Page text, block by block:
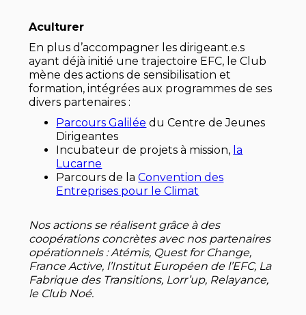
Aculturer
En plus d’accompagner les dirigeant.e.s
ayant déjà initié une trajectoire EFC, le Club
mène des actions de sensibilisation et
formation, intégrées aux programmes de ses
divers partenaires :
Parcours Galilée du Centre de Jeunes
Dirigeantes
Incubateur de projets à mission, la
Lucarne
Parcours de laConvention des
Entreprises pour le Climat
Nos actions se réalisent grâce à des
coopérations concrètes avec nos partenaires
opérationnels : Atémis, Quest for Change,
France Active, l’Institut Européen de l’EFC, La
Fabrique des Transitions, Lorr’up, Relayance,
le Club Noé.